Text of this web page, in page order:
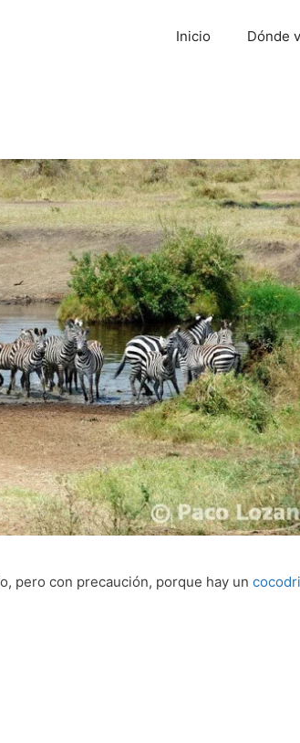
Inicio Dónde
pero con precaución, porque hay un